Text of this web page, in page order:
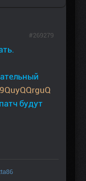
будут
#269279